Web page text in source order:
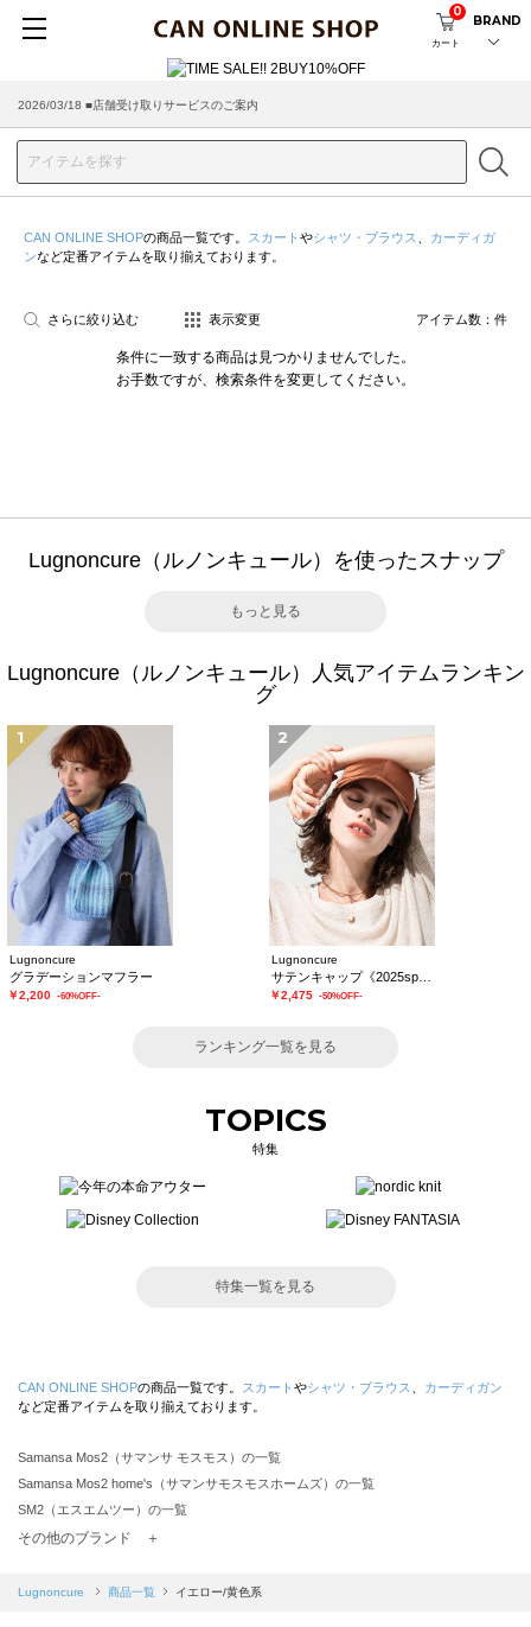
カート
0
BRAND
2026/03/18 ■店舗受け取りサービスのご案内
CAN ONLINE SHOPの商品一覧です。 スカート やシャツ・ブラウス
カーディガ
ンなど定番アイテムを取り揃えております。
さらに絞り込む 表示変更 アイテム数： 件
条件に一致する商品は見つかりませんでした。
お手数ですが、検索条件を変更してください。
Lugnoncure（ルノンキュール）を使ったスナップ
もっと見る
Lugnoncure（ルノンキュール）人気アイテムランキン
グ
1
Lugnoncure
グラデーションマフラー
￥2,200 -60%OFF-
2
Lugnoncure
￥2,475 -50%OFF-
ランキング一覧を見る
TOPICS
特集
特集一覧を見る
CAN ONLINE SHOPの商品一覧です。 スカート やシャツ・ブラウス
カーディガン
など定番アイテムを取り揃えております。
Samansa Mos2（サマンサ モスモス）の一覧
Samansa Mos2 home's（サマンサモスモスホームズ）の一覧
SM2（エスエムツー）の一覧
TSUHARU by Samansa Mos2（ツハルバイサマンサモスモス）の一覧
Samansa Mos2 blue（サマンサモスモス ブルー）の一覧
その他のブランド ＋
Lugnoncure 商品一覧 イエロー/黄色系